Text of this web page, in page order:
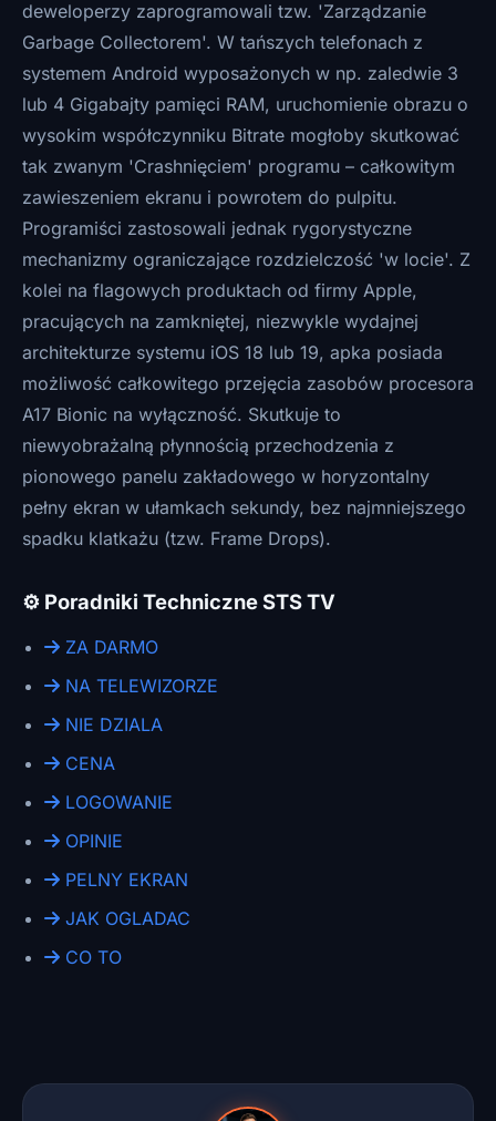
deweloperzy zaprogramowali tzw. 'Zarządzanie
Garbage Collectorem'. W tańszych telefonach z
systemem Android wyposażonych w np. zaledwie 3
lub 4 Gigabajty pamięci RAM, uruchomienie obrazu o
wysokim współczynniku Bitrate mogłoby skutkować
tak zwanym 'Crashnięciem' programu – całkowitym
zawieszeniem ekranu i powrotem do pulpitu.
Programiści zastosowali jednak rygorystyczne
mechanizmy ograniczające rozdzielczość 'w locie'. Z
kolei na flagowych produktach od firmy Apple,
pracujących na zamkniętej, niezwykle wydajnej
architekturze systemu iOS 18 lub 19, apka posiada
możliwość całkowitego przejęcia zasobów procesora
A17 Bionic na wyłączność. Skutkuje to
niewyobrażalną płynnością przechodzenia z
pionowego panelu zakładowego w horyzontalny
pełny ekran w ułamkach sekundy, bez najmniejszego
spadku klatkażu (tzw. Frame Drops).
⚙️ Poradniki Techniczne STS TV
ZA DARMO
NA TELEWIZORZE
NIE DZIALA
CENA
LOGOWANIE
OPINIE
PELNY EKRAN
JAK OGLADAC
CO TO